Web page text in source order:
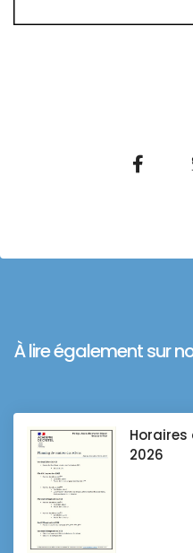
À lire également sur
2026